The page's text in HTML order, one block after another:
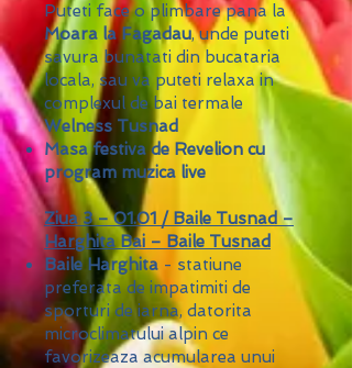
Puteti face o plimbare pana la
Moara la Fagadau, unde puteti
savura bunatati din bucataria
locala, sau va puteti relaxa in
complexul de bai termale
Welness Tusnad
Masa festiva de Revelion cu
program muzica live
Ziua 3 – 01.01 / Baile Tusnad –
Harghita Bai – Baile Tusnad
Baile Harghita - statiune
preferata de impatimiti de
sporturi de iarna, datorita
microclimatului alpin ce
favorizeaza acumularea unui